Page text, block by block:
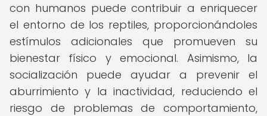
con humanos puede contribuir a enriquecer
el entorno de los reptiles, proporcionándoles
estímulos adicionales que promueven su
bienestar físico y emocional. Asimismo, la
socialización puede ayudar a prevenir el
aburrimiento y la inactividad, reduciendo el
riesgo de problemas de comportamiento,